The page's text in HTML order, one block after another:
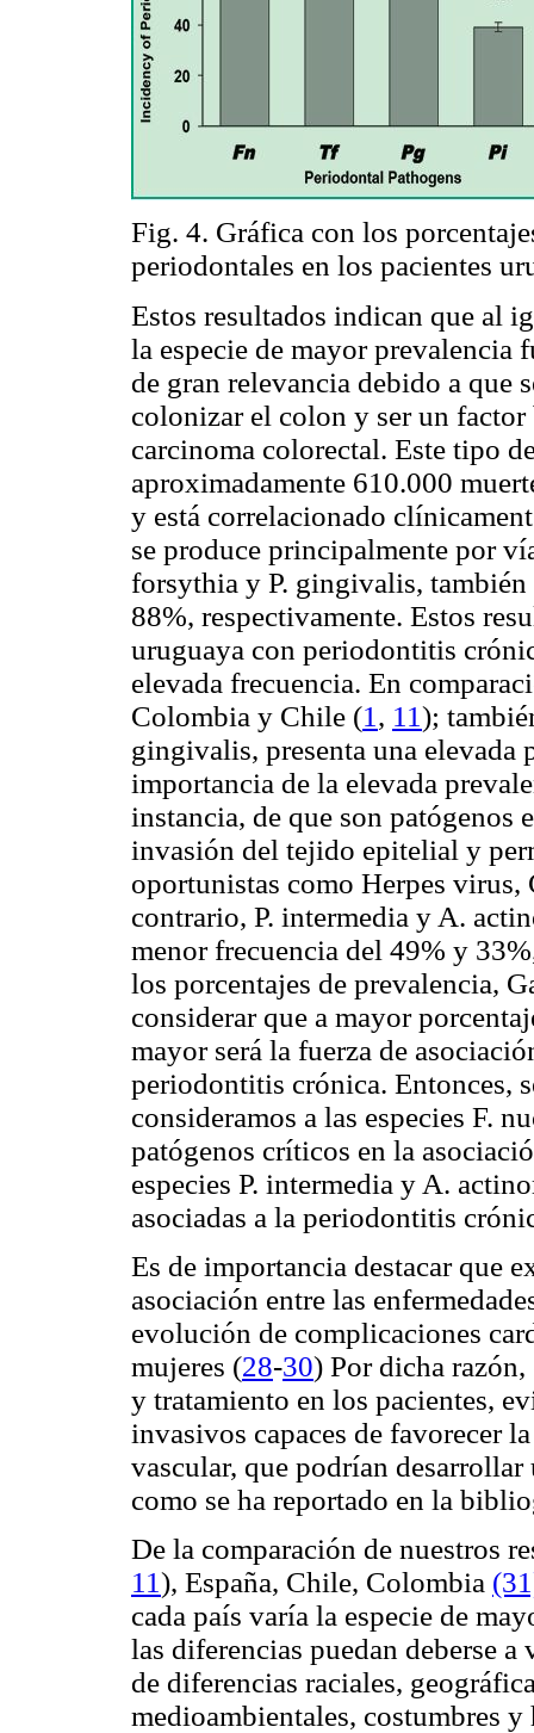
Fig. 4. Gráfica con los
periodontales en los pacientes
Estos resultados indican que al
la especie de mayor prevalencia
de gran relevancia debido a que
colonizar el colon y ser un
carcinoma colorectal. Este tipo
aproximadamente 610.000
y está correlacionado
se produce principalmente por
forsythia y P. gingivalis,
88%, respectivamente. Estos
uruguaya con periodontitis
elevada frecuencia. En
Colombia y Chile (1 , 11);
gingivalis, presenta una
importancia de la elevada
instancia, de que son patógenos
invasión del tejido epitelial y
oportunistas como Herpes virus,
contrario, P. intermedia y A.
menor frecuencia del 49% y
los porcentajes de prevalencia,
considerar que a mayor
mayor será la fuerza de
periodontitis crónica. Entonces,
consideramos a las especies F.
patógenos críticos en la
especies P. intermedia y A.
asociadas a la periodontitis
Es de importancia destacar que
asociación entre las
evolución de complicaciones
mujeres (28-30) Por dicha
y tratamiento en los pacientes,
invasivos capaces de favorecer
vascular, que podrían
como se ha reportado en la
De la comparación de nuestros
11), España, Chile, Colombia
cada país varía la especie de
las diferencias puedan deberse
de diferencias raciales,
medioambientales, costumbres